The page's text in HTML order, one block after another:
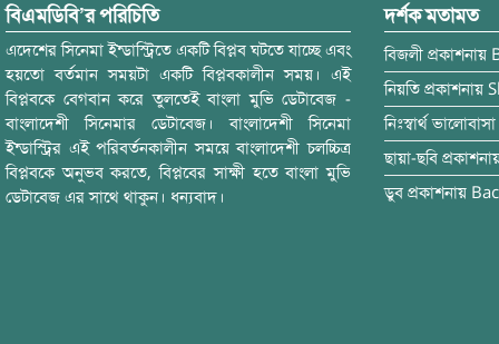
বিএমডিবি’র পরিচিতি
এদেশের সিনেমা ইন্ডাস্ট্রিতে একটি বিপ্লব ঘটতে যাচ্ছে এবং
হয়তো বর্তমান সময়টা একটি বিপ্লবকালীন সময়। এই
বিপ্লবকে বেগবান করে তুলতেই বাংলা মুভি ডেটাবেজ -
বাংলাদেশী সিনেমার ডেটাবেজ। বাংলাদেশী সিনেমা
ইন্ডাস্ট্রির এই পরিবর্তনকালীন সময়ে বাংলাদেশী চলচ্চিত্র
বিপ্লবকে অনুভব করতে, বিপ্লবের সাক্ষী হতে বাংলা মুভি
ডেটাবেজ এর সাথে থাকুন। ধন্যবাদ।
দর্শক মতামত
বিজলী প্রকাশনায়
নিয়তি প্রকাশনায়
নিঃস্বার্থ ভালোবাসা
ছায়া-ছবি
ডুব প্রকাশনায়